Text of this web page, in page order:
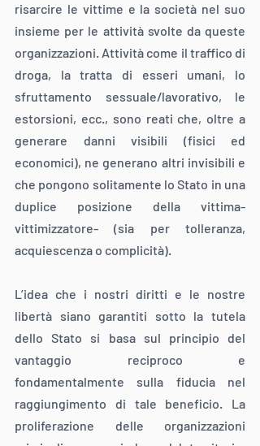
risarcire le vittime e la società nel suo
insieme per le attività svolte da queste
organizzazioni. Attività come il traffico di
droga, la tratta di esseri umani, lo
sfruttamento sessuale/lavorativo, le
estorsioni, ecc., sono reati che, oltre a
generare danni visibili (fisici ed
economici), ne generano altri invisibili e
che pongono solitamente lo Stato in una
duplice posizione della vittima-
vittimizzatore- (sia per tolleranza,
acquiescenza o complicità).
L’idea che i nostri diritti e le nostre
libertà siano garantiti sotto la tutela
dello Stato si basa sul principio del
vantaggio reciproco e
fondamentalmente sulla fiducia nel
raggiungimento di tale beneficio. La
proliferazione delle organizzazioni